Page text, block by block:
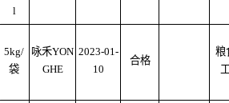
l
5kg/
袋
咏禾YON
GHE
2023-01-
10
合格
粮